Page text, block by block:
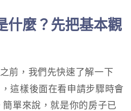
什麼？先把基本觀
之前，我們先快速了解一下
，這樣後面在看申請步驟時會
單來說，就是你的房子已